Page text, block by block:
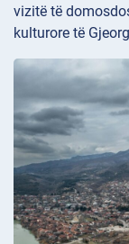
vizitë të
kulturore të